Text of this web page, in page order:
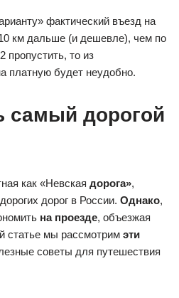
фактический въезд на
км дальше (и дешевле), чем по
пропустить, то из
платную будет неудобно.
самый дорогой
как «Невская дорога»,
дорог в России. Однако,
на проезде, объезжая
статье мы рассмотрим эти
советы для путешествия